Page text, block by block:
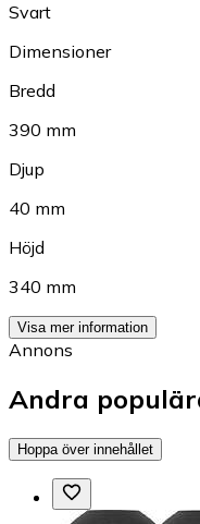
Svart
Dimensioner
Bredd
390 mm
Djup
40 mm
Höjd
340 mm
Visa mer information
Annons
Andra
Hoppa över innehållet